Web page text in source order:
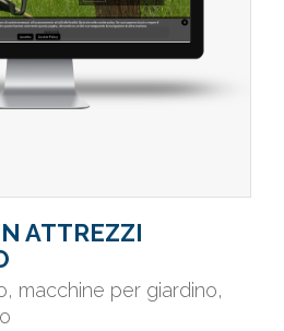
ATTREZZI
macchine per giardino,